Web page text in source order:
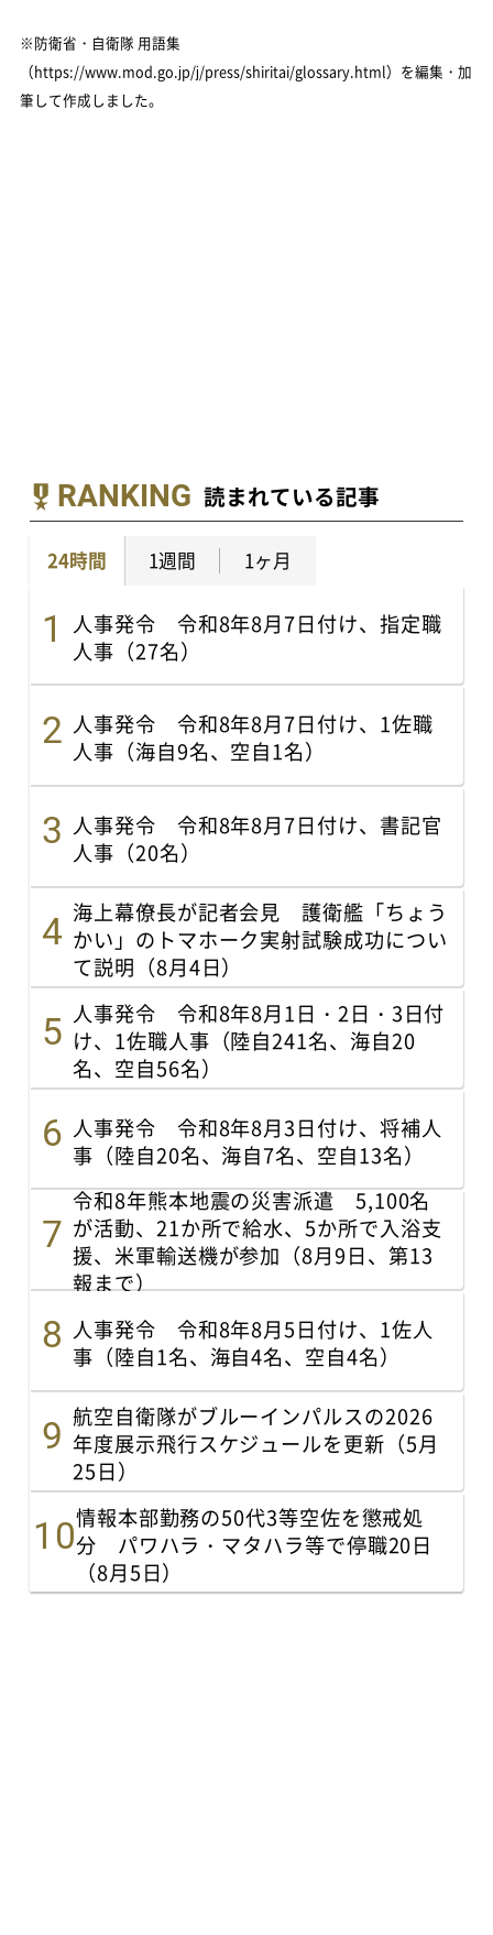
※防衛省・自衛隊 用語集
（https://www.mod.go.jp/j/press/shiritai/glossary.html）を編集・加
筆して作成しました。
RANKING 読まれている記事
24時間 1週間 1ヶ月
人事発令 令和8年8月7日付け、指定職
人事（27名）
人事発令 令和8年8月7日付け、1佐職
人事（海自9名、空自1名）
人事発令 令和8年8月7日付け、書記官
人事（20名）
海上幕僚長が記者会見 護衛艦「ちょう
かい」のトマホーク実射試験成功につい
て説明（8月4日）
人事発令 令和8年8月1日・2日・3日付
け、1佐職人事（陸自241名、海自20
名、空自56名）
人事発令 令和8年8月3日付け、将補人
事（陸自20名、海自7名、空自13名）
令和8年熊本地震の災害派遣 5,100名
が活動、21か所で給水、5か所で入浴支
援、米軍輸送機が参加（8月9日、第13
報まで）
人事発令 令和8年8月5日付け、1佐人
事（陸自1名、海自4名、空自4名）
航空自衛隊がブルーインパルスの2026
年度展示飛行スケジュールを更新（5月
25日）
情報本部勤務の50代3等空佐を懲戒処
分 パワハラ・マタハラ等で停職20日
（8月5日）